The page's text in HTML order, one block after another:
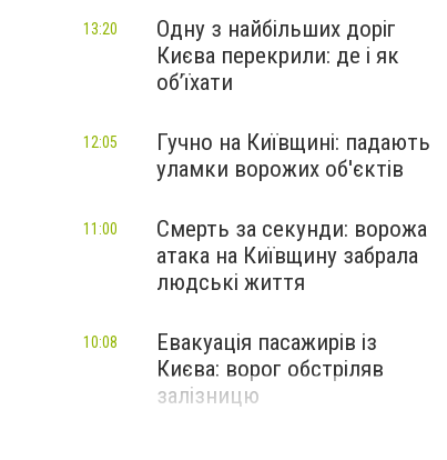
Одну з найбільших доріг
Києва перекрили: де і як
об’їхати
13:20
Гучно на Київщині: падають
уламки ворожих об'єктів
12:05
Смерть за секунди: ворожа
атака на Київщину забрала
людські життя
11:00
Евакуація пасажирів із
Києва: ворог обстріляв
залізницю
10:08